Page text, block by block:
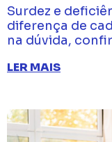
Surdez e
diferença de
na dúvida,
LER MAIS